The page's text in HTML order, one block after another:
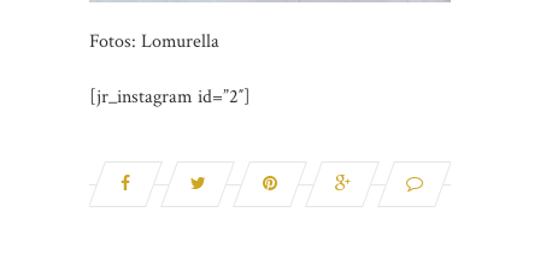
Fotos: Lomurella
[jr_instagram id=”2″]